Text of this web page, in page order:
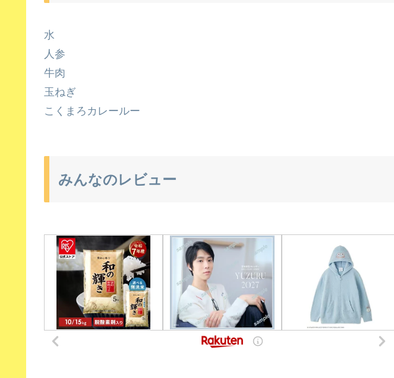
水
人参
牛肉
玉ねぎ
こくまろカレールー
みんなのレビュー